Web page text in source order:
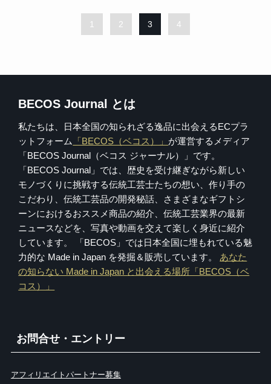
1 2 3 4
BECOS Journal とは
私たちは、日本全国の知られざる逸品に出会えるECプラ
ットフォーム
「BECOS（ベコス）」 が運営するメディア
「BECOS Journal（ベコス ジャーナル）」です。
「BECOS Journal」では、歴史を受け継ぎながら新しい
モノづくりに挑戦する伝統工芸士たちの想い、作り手の
こだわり、伝統工芸品の開発秘話、さまざまなギフトシ
ーンにおけるおススメ商品の紹介、伝統工芸業界の最新
ニュースなどを、写真や動画を交えて楽しく身近に紹介
しています。 「BECOS」では日本全国に埋もれている魅
力的な Made in Japan を発掘＆販売しています。 あなた
の知らない Made in Japan と出会える場所「BECOS（ベ
コス）」
お問合せ・エントリー
アフィリエイトパートナー募集